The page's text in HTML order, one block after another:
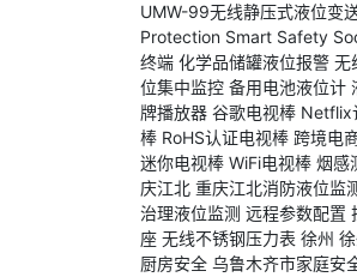
UMW-99无线静压式液位变
Protection Smart Safety
终端 化学品储罐液位报警 无
位集中监控 备用电池液位计
牌播放器 谷歌电视棒 Netflix
棒 RoHS认证电视棒 跨境电
迷你电视棒 WiFi电视棒 烟感
庆江北 重庆江北消防液位监
治理液位监测 远程参数配置
座 无线不锈钢压力表 徐州
厨房安全 乌鲁木齐市家庭安